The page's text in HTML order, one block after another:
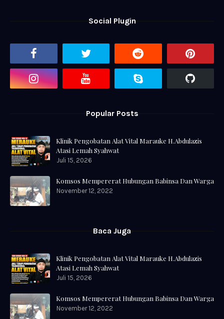
Social Plugin
Popular Posts
Klinik Pengobatan Alat Vital Marauke H.Abdulazis
Atasi Lemah Syahwat
Juli 15, 2026
Komsos Mempererat Hubungan Babinsa Dan Warga
November 12, 2022
Baca Juga
Klinik Pengobatan Alat Vital Marauke H.Abdulazis
Atasi Lemah Syahwat
Juli 15, 2026
Komsos Mempererat Hubungan Babinsa Dan Warga
November 12, 2022